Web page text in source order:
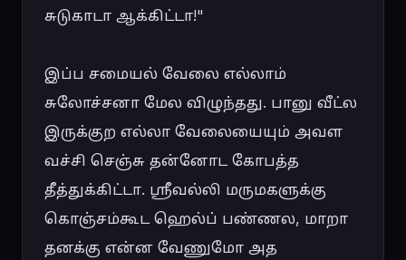
சுடுகாடா ஆக்கிட்டா!"
இப்ப சமையல் வேலை எல்லாம்
சுலோச்சனா மேல விழுந்தது. பானு வீட்ல
இருக்குற எல்லா வேலையையும் அவள
வச்சி செஞ்சு தன்னோட கோபத்த
தீத்துக்கிட்டா. ஸ்ரீவல்லி மருமகளுக்கு
கொஞ்சம்கூட ஹெல்ப் பண்ணல, மாறா
தனக்கு என்ன வேணுமோ அத